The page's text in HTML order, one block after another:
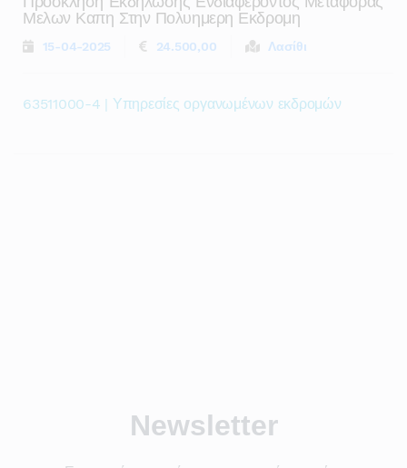
Μελων Καπη Στην Πολυημερη Εκδρομη
15-04-2025 24.500,00 Λασίθι
63511000-4 | Υπηρεσίες οργανωμένων εκδρομών